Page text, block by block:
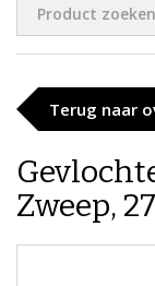
Terug naar
Zweep,